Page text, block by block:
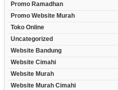
Promo Ramadhan
Promo Website Murah
Toko Online
Uncategorized
Website Bandung
Website Cimahi
Website Murah
Website Murah Cimahi